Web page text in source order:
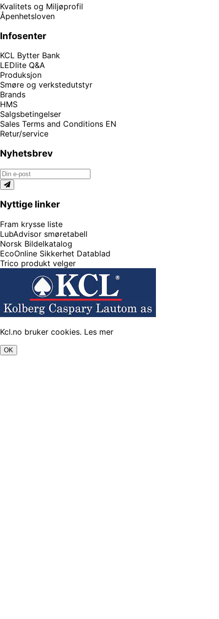
Kvalitets og Miljøprofil
Åpenhetsloven
Infosenter
KCL Bytter Bank
LEDlite Q&A
Produksjon
Smøre og verkstedutstyr
Brands
HMS
Salgsbetingelser
Sales Terms and Conditions EN
Retur/service
Nyhetsbrev
Nyttige linker
Fram krysse liste
LubAdvisor smøretabell
Norsk Bildelkatalog
EcoOnline Sikkerhet Datablad
Trico produkt velger
Kcl.no bruker cookies. Les mer
OK